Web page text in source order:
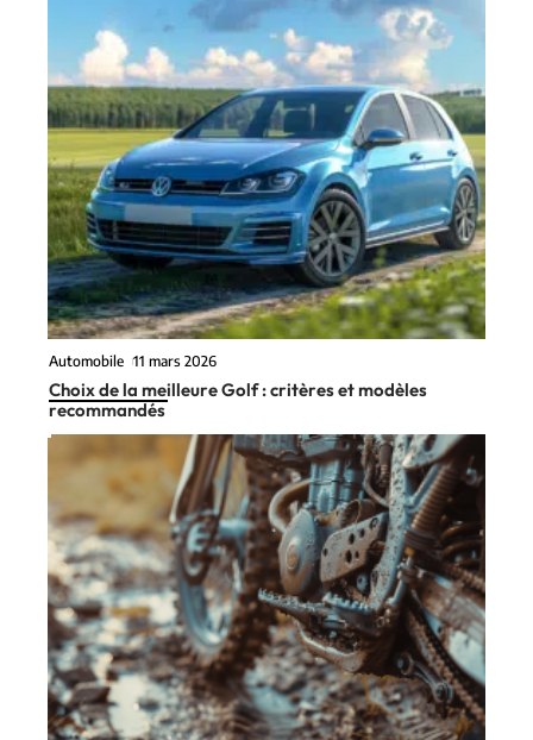
Automobile 11 mars 2026
Choix de la meilleure Golf : critères et modèles
recommandés